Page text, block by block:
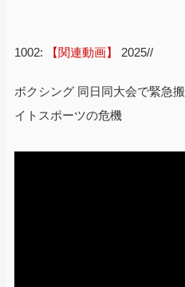
1002: 【関連動画】 2025//
ボクシング 同日同大会で緊急
イトスポーツの危機